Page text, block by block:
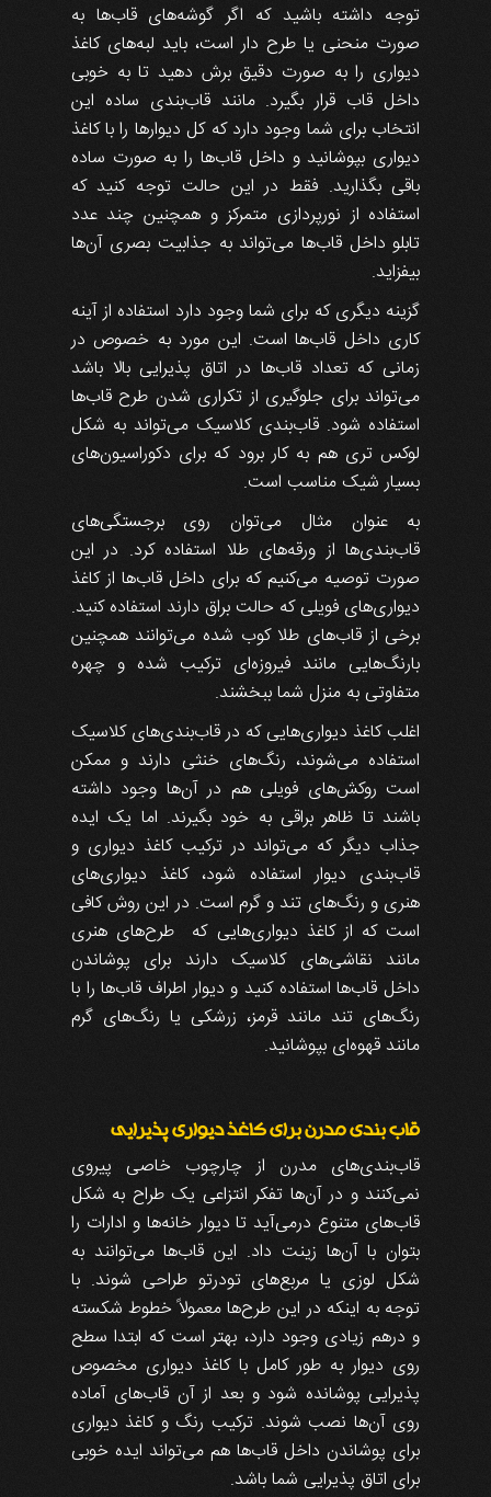
توجه داشته باشید که اگر گوشه‌های قاب‌ها به
صورت منحنی یا طرح دار است، باید لبه‌های کاغذ
دیواری را به صورت دقیق برش دهید تا به خوبی
داخل قاب قرار بگیرد. مانند قاب‌بندی ساده این
انتخاب برای شما وجود دارد که کل دیوارها را با کاغذ
دیواری بپوشانید و داخل قاب‌ها را به صورت ساده
باقی بگذارید. فقط در این حالت توجه کنید که
استفاده از نورپردازی متمرکز و همچنین چند عدد
تابلو داخل قاب‌ها می‌تواند به جذابیت بصری آن‌ها
بیفزاید.
گزینه دیگری که برای شما وجود دارد استفاده از آینه
کاری داخل قاب‌ها است. این مورد به خصوص در
زمانی که تعداد قاب‌ها در اتاق پذیرایی بالا باشد
می‌تواند برای جلوگیری از تکراری شدن طرح قاب‌ها
استفاده شود. قاب‌بندی کلاسیک می‌تواند به شکل
لوکس تری هم به کار برود که برای دکوراسیون‌های
بسیار شیک مناسب است.
به عنوان مثال می‌توان روی برجستگی‌های
قاب‌بندی‌ها از ورقه‌های طلا استفاده کرد. در این
صورت توصیه می‌کنیم که برای داخل قاب‌ها از کاغذ
دیواری‌های فویلی که حالت براق دارند استفاده کنید.
برخی از قاب‌های طلا کوب شده می‌توانند همچنین
بارنگ‌هایی مانند فیروزه‌ای ترکیب شده و چهره
متفاوتی به منزل شما ببخشند.
اغلب کاغذ دیواری‌هایی که در قاب‌بندی‌های کلاسیک
استفاده می‌شوند، رنگ‌های خنثی دارند و ممکن
است روکش‌های فویلی هم در آن‌ها وجود داشته
باشند تا ظاهر براقی به خود بگیرند. اما یک ایده
جذاب دیگر که می‌تواند در ترکیب کاغذ دیواری و
قاب‌بندی دیوار استفاده شود، کاغذ دیواری‌های
هنری و رنگ‌های تند و گرم است. در این روش کافی
است که از کاغذ دیواری‌هایی که طرح‌های هنری
مانند نقاشی‌های کلاسیک دارند برای پوشاندن
داخل قاب‌ها استفاده کنید و دیوار اطراف قاب‌ها را با
رنگ‌های تند مانند قرمز، زرشکی یا رنگ‌های گرم
مانند قهوه‌ای بپوشانید.
قاب‌ بندی مدرن برای کاغذ دیواری پذیرایی
قاب‌بندی‌های مدرن از چارچوب خاصی پیروی
نمی‌کنند و در آن‌ها تفکر انتزاعی یک طراح به شکل
قاب‌های متنوع درمی‌آید تا دیوار خانه‌ها و ادارات را
بتوان با آن‌ها زینت داد. این قاب‌ها می‌توانند به
شکل لوزی یا مربع‌های تودرتو طراحی شوند. با
توجه به اینکه در این طرح‌ها معمولاً خطوط شکسته
و درهم زیادی وجود دارد، بهتر است که ابتدا سطح
روی دیوار به طور کامل با کاغذ دیواری مخصوص
پذیرایی پوشانده شود و بعد از آن قاب‌های آماده
روی آن‌ها نصب شوند. ترکیب رنگ و کاغذ دیواری
برای پوشاندن داخل قاب‌ها هم می‌تواند ایده خوبی
برای اتاق پذیرایی شما باشد.